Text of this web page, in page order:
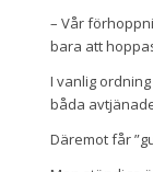
– Vår
bara att
I vanlig
båda
Däremot får